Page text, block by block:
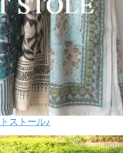
ストール♪